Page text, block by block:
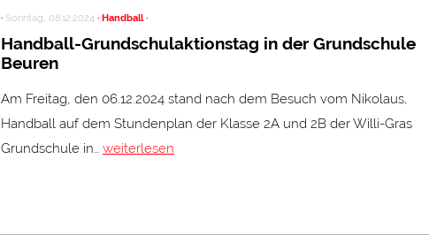
·Sonntag, 08.12.2024 · Handball ·
Handball-Grundschulaktionstag in der Grundschule
Beuren
Am Freitag, den 06.12.2024 stand nach dem Besuch vom Nikolaus,
Handball auf dem Stundenplan der Klasse 2A und 2B der Willi-Gras
Grundschule in… weiterlesen